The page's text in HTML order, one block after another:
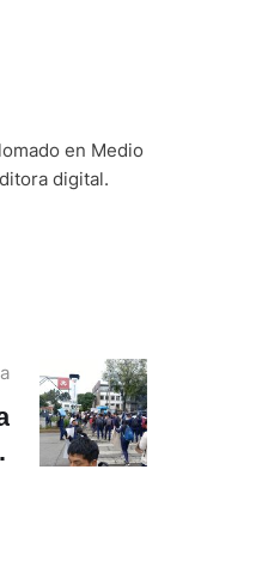
en Medio
digital.